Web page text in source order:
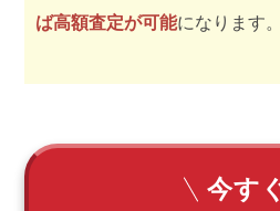
ば高額査定が可能になります。
今す